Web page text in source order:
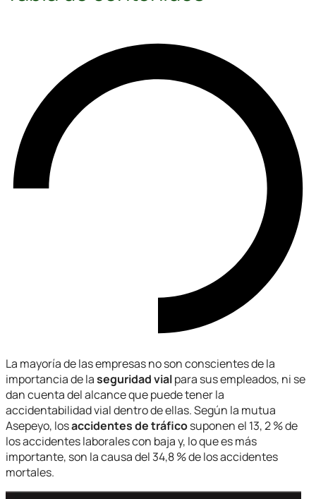
La mayoría de las empresas no son conscientes de la
importancia de laseguridad vialpara sus empleados, ni se
dan cuenta del alcance que puede tener la
accidentabilidad vial dentro de ellas. Según la mutua
Asepeyo, losaccidentes de tráficosuponen el 13, 2 % de
los accidentes laborales con baja y, lo que es más
importante, son la causa del 34,8 % de los accidentes
mortales.